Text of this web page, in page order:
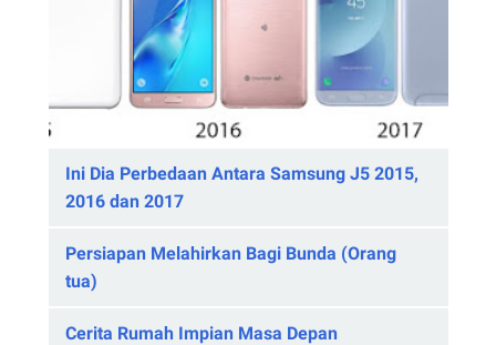
Ini Dia Perbedaan Antara Samsung J5 2015,
2016 dan 2017
Persiapan Melahirkan Bagi Bunda (Orang
tua)
Cerita Rumah Impian Masa Depan